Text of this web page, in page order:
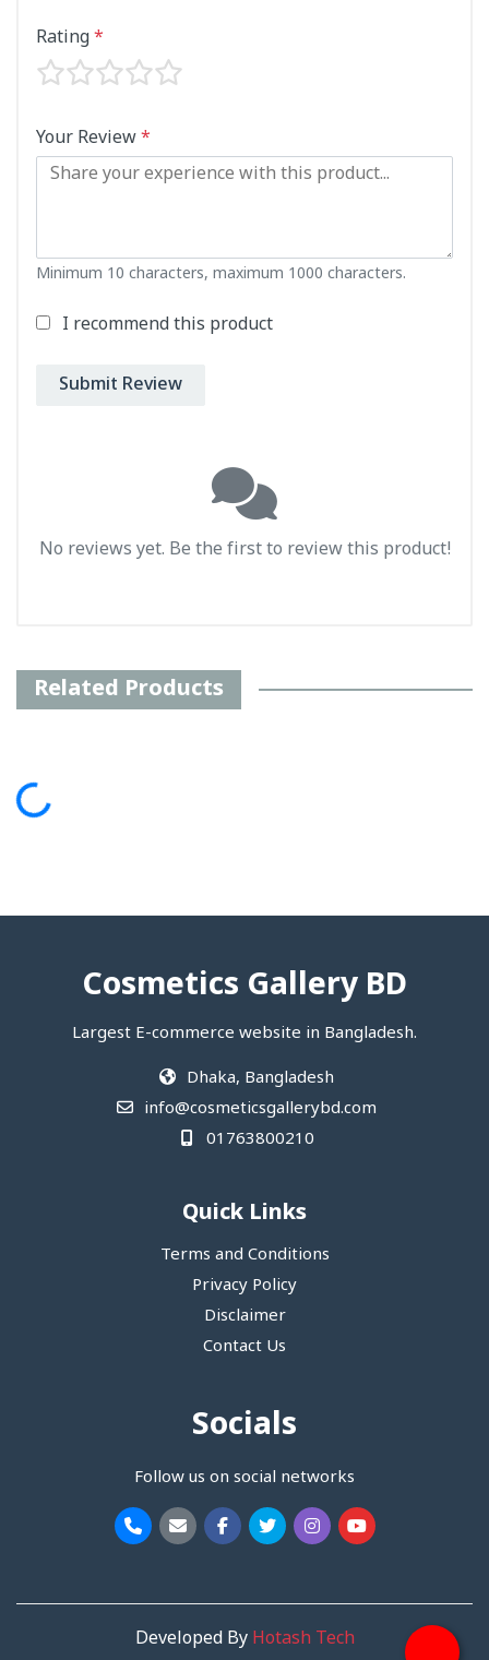
Rating*
Your Review*
Minimum 10 characters, maximum 1000 characters.
I recommend this product
Submit Review
No reviews yet. Be the first to review this product!
Related Products
Cosmetics Gallery BD
Largest E-commerce website in Bangladesh.
Dhaka, Bangladesh
info@cosmeticsgallerybd.com
01763800210
Quick Links
Terms and Conditions
Privacy Policy
Disclaimer
Contact Us
Socials
Follow us on social networks
Developed By Hotash Tech